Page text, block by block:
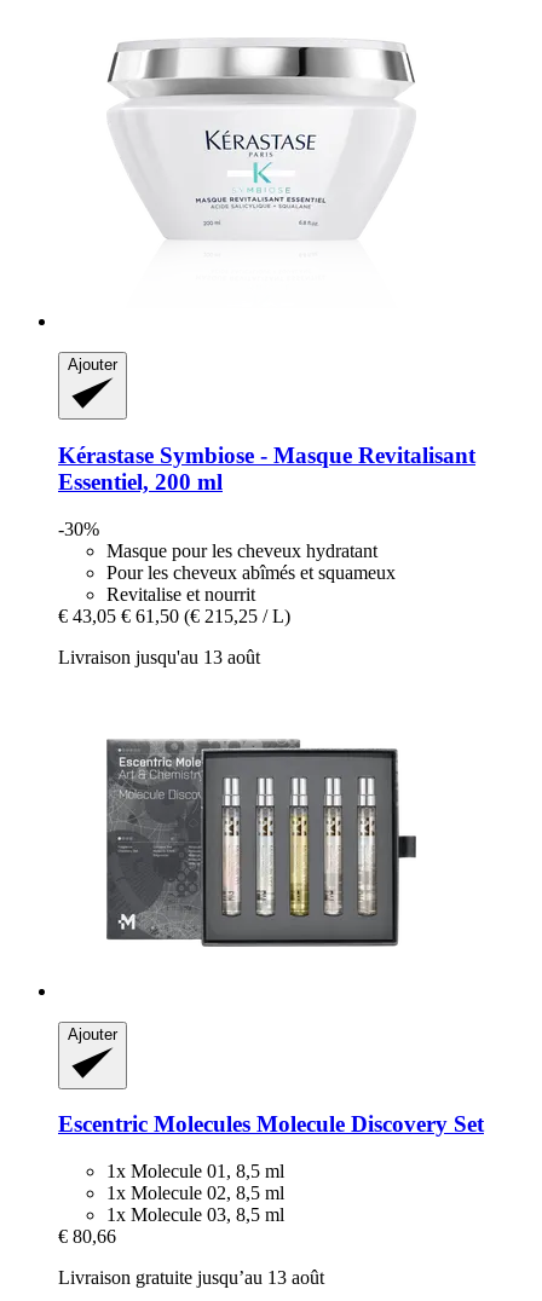
Ajouter
Kérastase Symbiose -​ Masque Revitalisant
Essentiel, 200 ml
-30%
Masque pour les cheveux hydratant
Pour les cheveux abîmés et squameux
Revitalise et nourrit
€ 43,05 € 61,50 (€ 215,25 / L)
Livraison jusqu'au 13 août
Ajouter
Escentric Molecules Molecule Discovery Set
1x Molecule 01, 8,5 ml
1x Molecule 02, 8,5 ml
1x Molecule 03, 8,5 ml
€ 80,66
Livraison gratuite jusqu’au 13 août